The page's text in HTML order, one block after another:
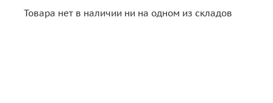
Товара нет в наличии ни на одном из складов